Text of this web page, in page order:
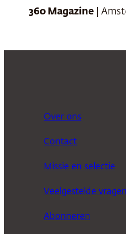
360 Magazine |
Over ons
Contact
Missie en selectie
Veelgestelde vragen
Abonneren